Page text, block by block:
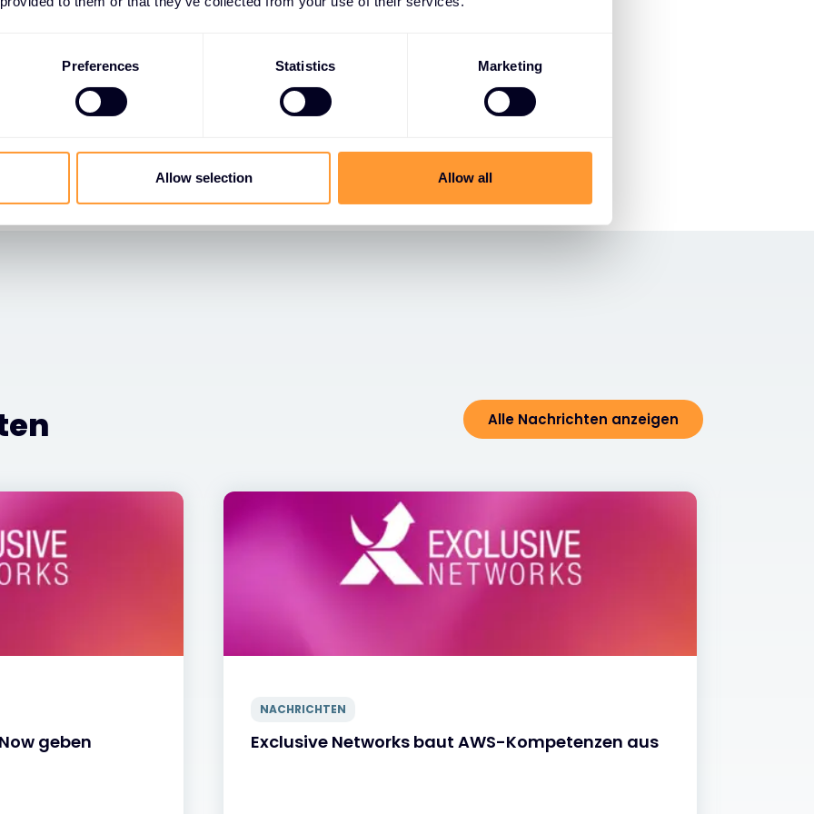
Preferences Statistics Marketing
Allow selection Allow all
Bereich bis hin zum Data Center. Arista Networks zählt zu den führenden
positioniert, Arista Networks als „Visionary“.
vollständige Pressemeldung.
Alle Nachrichten anzeigen
geben
NACHRICHTEN
Exclusive Networks baut AWS-Kompetenzen aus